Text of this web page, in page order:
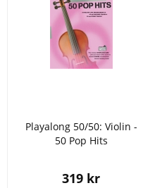
Playalong 50/50: Violin -
50 Pop Hits
319 kr